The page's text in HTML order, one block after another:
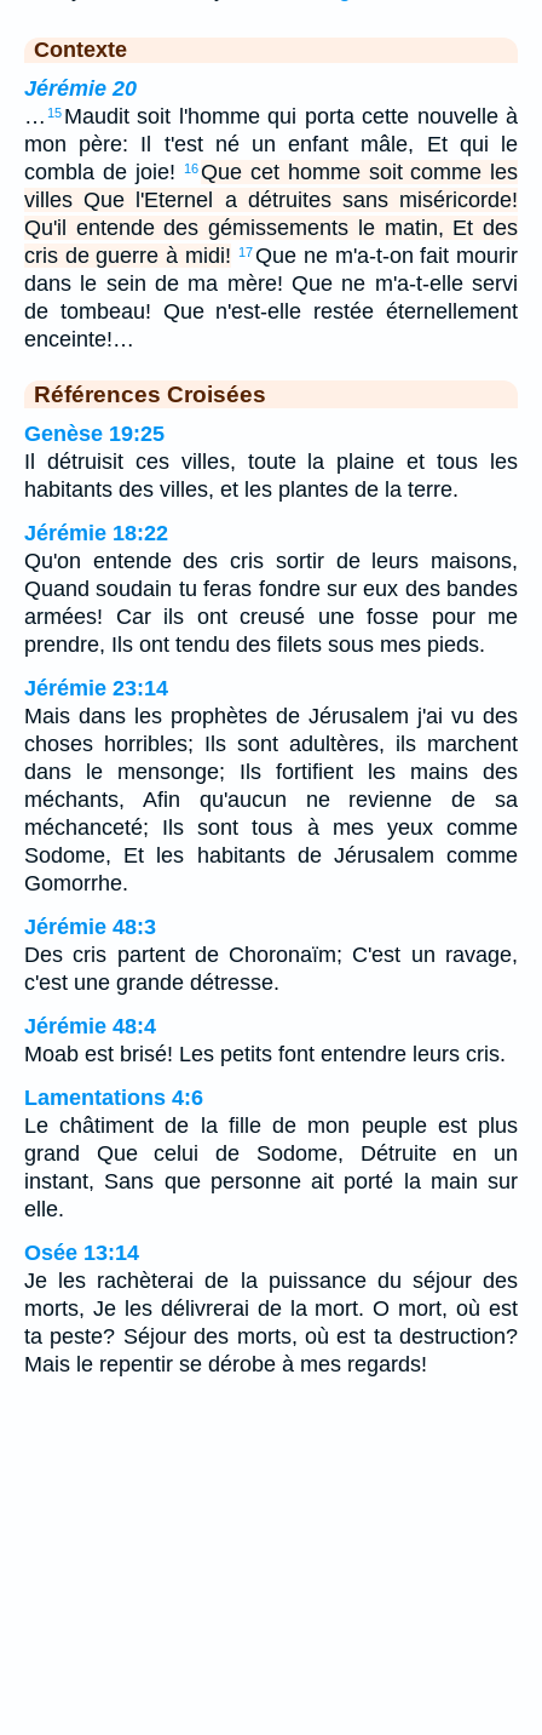
Contexte
Jérémie 20
… 15 Maudit soit l'homme qui porta cette nouvelle à
mon père: Il t'est né un enfant mâle, Et qui le
combla de joie!
16Que cet homme soit comme les
villes Que l'Eternel a détruites sans miséricorde!
Qu'il entende des gémissements le matin, Et des
cris de guerre à midi!
17Que ne m'a-t-on fait mourir
dans le sein de ma mère! Que ne m'a-t-elle servi
de tombeau! Que n'est-elle restée éternellement
enceinte!…
Références Croisées
Genèse 19:25
Il détruisit ces villes, toute la plaine et tous les
habitants des villes, et les plantes de la terre.
Jérémie 18:22
Qu'on entende des cris sortir de leurs maisons,
Quand soudain tu feras fondre sur eux des bandes
armées! Car ils ont creusé une fosse pour me
prendre, Ils ont tendu des filets sous mes pieds.
Jérémie 23:14
Mais dans les prophètes de Jérusalem j'ai vu des
choses horribles; Ils sont adultères, ils marchent
dans le mensonge; Ils fortifient les mains des
méchants, Afin qu'aucun ne revienne de sa
méchanceté; Ils sont tous à mes yeux comme
Sodome, Et les habitants de Jérusalem comme
Gomorrhe.
Jérémie 48:3
Des cris partent de Choronaïm; C'est un ravage,
c'est une grande détresse.
Jérémie 48:4
Moab est brisé! Les petits font entendre leurs cris.
Lamentations 4:6
Le châtiment de la fille de mon peuple est plus
grand Que celui de Sodome, Détruite en un
instant, Sans que personne ait porté la main sur
elle.
Osée 13:14
Je les rachèterai de la puissance du séjour des
morts, Je les délivrerai de la mort. O mort, où est
ta peste? Séjour des morts, où est ta destruction?
Mais le repentir se dérobe à mes regards!